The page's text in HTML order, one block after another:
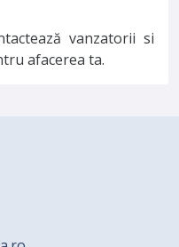
vanzatorii si
afacerea ta.